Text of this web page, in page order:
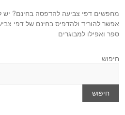
מחפשים דפי צביעה להדפסה בחינם? יש
אפשר להוריד ולהדפיס בחינם של דפי
ספר ואפילו למבוגרים
חיפוש
חיפוש